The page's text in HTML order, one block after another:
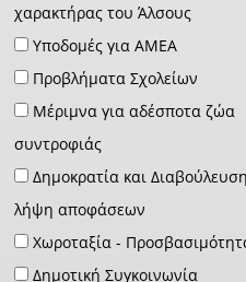
χαρακτήρας του Άλσους
Υποδομές για ΑΜΕΑ
Προβλήματα Σχολείων
Μέριμνα για αδέσποτα ζώα
συντροφιάς
Δημοκρατία και
λήψη αποφάσεων
Χωροταξία -
Δημοτική Συγκοινωνία